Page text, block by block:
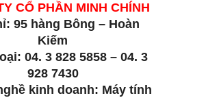
CỔ PHẦN MINH CHÍNH
95 hàng Bông – Hoàn
Kiếm
04. 3 828 5858 – 04. 3
928 7430
kinh doanh: Máy tính